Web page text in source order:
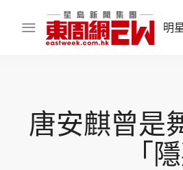
明
娛樂焦點
話題人物
唐安麒曾是
「